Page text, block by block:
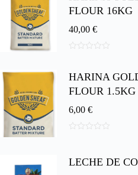
FLOUR 16KG
40,00 €
e
HARINA
FLOUR 1.5KG
6,00 €
5
LECHE DE